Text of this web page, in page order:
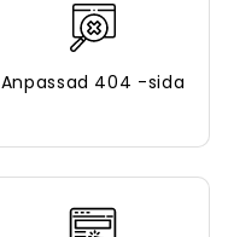
Anpassad 404 -sida